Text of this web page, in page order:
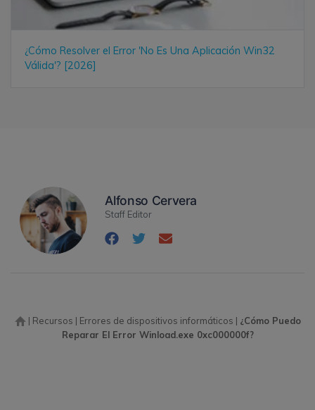
¿Cómo Resolver el Error 'No Es Una Aplicación Win32
Válida'? [2026]
Alfonso Cervera
Staff Editor
| Recursos | Errores de dispositivos informáticos | ¿Cómo Puedo
Reparar El Error Winload.exe 0xc000000f?